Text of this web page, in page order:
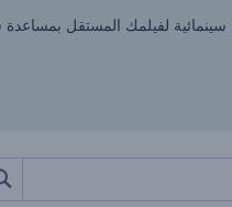
سينمائية لفيلمك المستقل بمساعدة